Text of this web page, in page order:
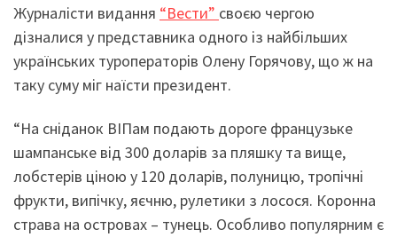
Журналісти видання “Вести” своєю чергою
дізналися у представника одного із найбільших
українських туроператорів Олену Горячову, що ж на
таку суму міг наїсти президент.
“На сніданок ВІПам подають дороге французьке
шампанське від 300 доларів за пляшку та вище,
лобстерів ціною у 120 доларів, полуницю, тропічні
фрукти, випічку, яєчню, рулетики з лосося. Коронна
страва на островах – тунець. Особливо популярним є